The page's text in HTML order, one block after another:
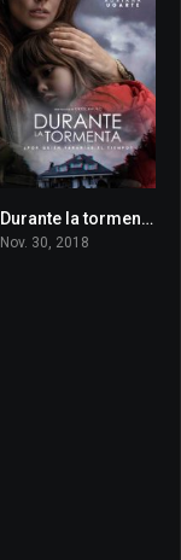
7.5Durante la tormenta
Nov. 30, 2018